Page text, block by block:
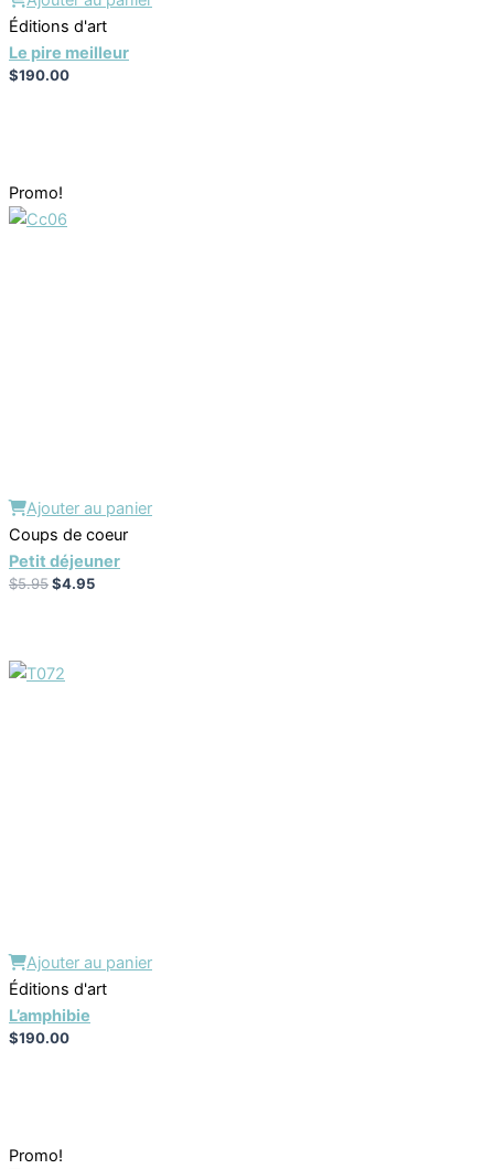
Éditions d'art
Le pire meilleur
$190.00
Promo!
Ajouter au panier
Coups de coeur
Petit déjeuner
$5.95$4.95
Ajouter au panier
Éditions d'art
L’amphibie
$190.00
Promo!